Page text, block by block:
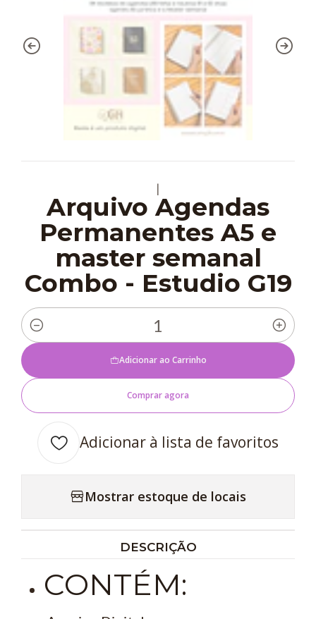
|
Arquivo Agendas
Permanentes A5 e
master semanal
Combo - Estudio G19
Quantidade
Adicionar ao Carrinho
Comprar agora
Adicionar à lista de favoritos
Mostrar estoque de locais
DESCRIÇÃO
CONTÉM: